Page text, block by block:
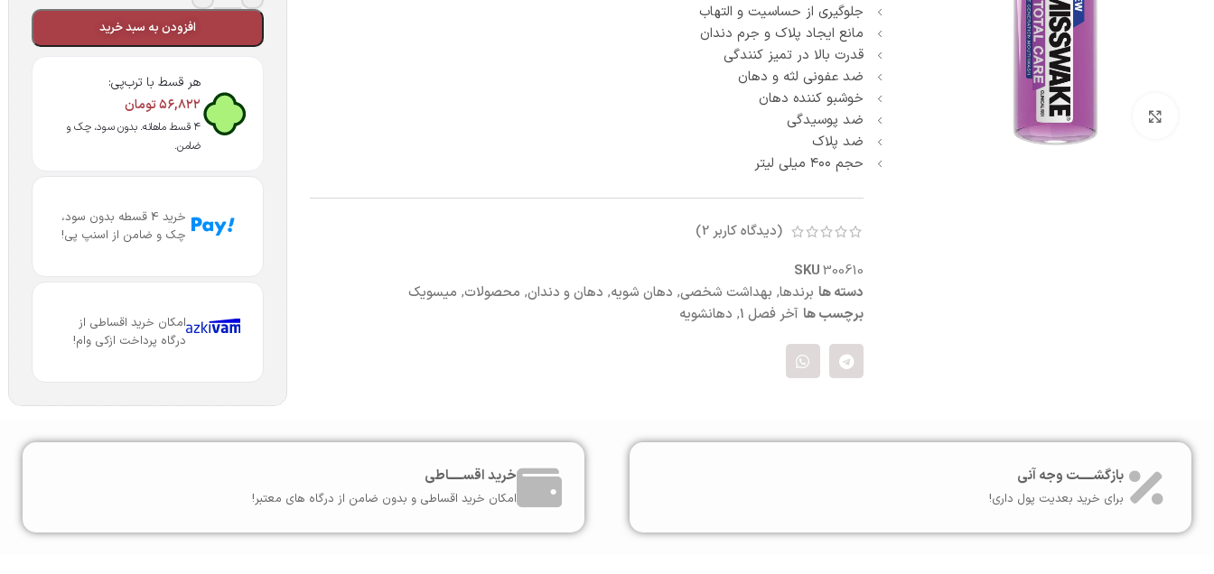
سفت کننده صورت
پنبه و پد آرایش پاک کن
بزرگنمایی تصویر
جلوگیری از حساسیت و التهاب
مانع ایجاد پلاک و جرم دندان
قدرت بالا در تمیز کنندگی
ضد عفونی لثه و دهان
خوشبو کننده دهان
ضد پوسیدگی
ضد پلاک
حجم ۴۰۰ میلی لیتر
(دیدگاه کاربر2
)
SKU300610
دسته ها برندها, بهداشت شخصی, دهان شویه, دهان و دندان, محصولات, میسویک
برچسب ها آخر فصل 1 , دهانشویه
افزودن به سبد خرید
هر قسط با ترب‌پی:
۵۶,۸۲۲تومان
۴ قسط ماهانه. بدون سود، چک و
ضامن.
خرید 4 قسطه بدون سود،
چک و ضامن از اسنپ پی!
امکان خرید اقساطی از
درگاه پرداخت ازکی وام!
بازگشـــــت وجه آنی
برای خرید بعدیت پول داری!
خرید اقســـــاطی
امکان خرید اقساطی و بدون ضامن از درگاه های معتبر!